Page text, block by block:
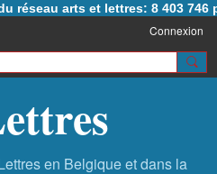
réseau arts et lettres: 8 403 746
Connexion